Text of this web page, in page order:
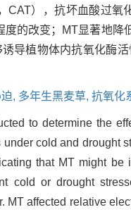
CAT），抗坏血酸过
度的改变；MT显著地
导植物体内抗氧化酶
, 多年生黑麦草, 抗氧化
to determine the
cold and drought
that MT might
cold or drought
MT affected relative